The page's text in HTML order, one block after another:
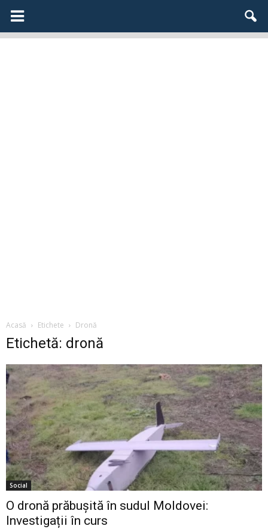
Acasă Etichete Dronă
Etichetă: dronă
Social
O dronă prăbușită în sudul Moldovei:
Investigații în curs